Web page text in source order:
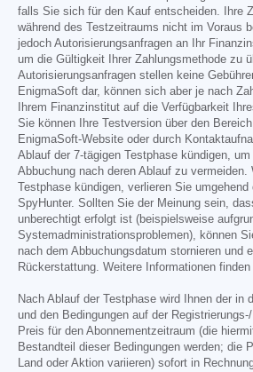
falls Sie sich für den Kauf entscheiden. Ihre
während des Testzeitraums nicht im Voraus
jedoch Autorisierungsanfragen an Ihr
um die Gültigkeit Ihrer Zahlungsmethode zu
Autorisierungsanfragen stellen keine
EnigmaSoft dar, können sich aber je nach
Ihrem Finanzinstitut auf die Verfügbarkeit
Sie können Ihre Testversion über den
EnigmaSoft-Website oder durch
Ablauf der 7-tägigen Testphase kündigen,
Abbuchung nach deren Ablauf zu vermeiden.
Testphase kündigen, verlieren Sie
SpyHunter. Sollten Sie der Meinung sein,
unberechtigt erfolgt ist (beispielsweise
Systemadministrationsproblemen), können
nach dem Abbuchungsdatum stornieren und
Rückerstattung. Weitere Informationen
Nach Ablauf der Testphase wird Ihnen der in
und den Bedingungen auf der
Preis für den Abonnementzeitraum (die
Bestandteil dieser Bedingungen werden; die
Land oder Aktion variieren) sofort in